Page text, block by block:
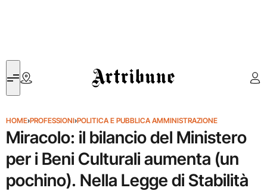
Artribune
HOME›PROFESSIONI›POLITICA E PUBBLICA AMMINISTRAZIONE
Miracolo: il bilancio del Ministero
per i Beni Culturali aumenta (un
pochino). Nella Legge di Stabilità